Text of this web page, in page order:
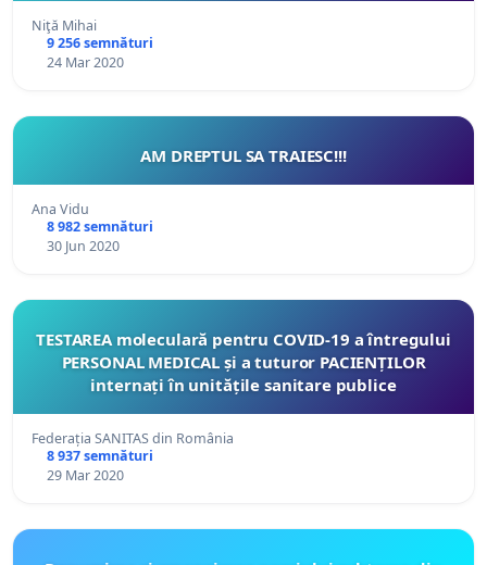
Niţă Mihai
9 256 semnături
24 Mar 2020
AM DREPTUL SA TRAIESC!!!
Ana Vidu
8 982 semnături
30 Jun 2020
TESTAREA moleculară pentru COVID-19 a întregului
PERSONAL MEDICAL și a tuturor PACIENȚILOR
internați în unitățile sanitare publice
Federația SANITAS din România
8 937 semnături
29 Mar 2020